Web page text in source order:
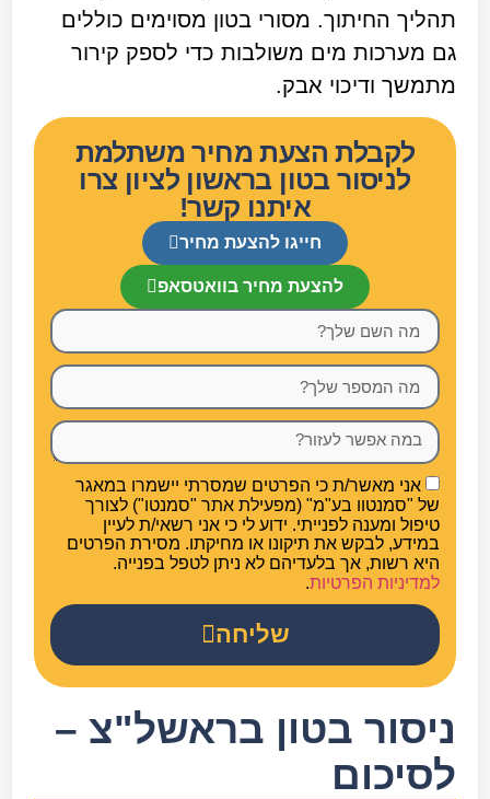
תהליך החיתוך. מסורי בטון מסוימים כוללים
גם מערכות מים משולבות כדי לספק קירור
מתמשך ודיכוי אבק.
לקבלת הצעת מחיר משתלמת
לניסור בטון בראשון לציון צרו
איתנו קשר!
חייגו להצעת מחיר
להצעת מחיר בוואטסאפ
אני מאשר/ת כי הפרטים שמסרתי יישמרו במאגר
של "סמנטוו בע"מ" (מפעילת אתר "סמנטו") לצורך
טיפול ומענה לפנייתי. ידוע לי כי אני רשאי/ת לעיין
במידע, לבקש את תיקונו או מחיקתו. מסירת הפרטים
היא רשות, אך בלעדיהם לא ניתן לטפל בפנייה.
למדיניות הפרטיות.
שליחה
ניסור בטון בראשל"צ –
לסיכום